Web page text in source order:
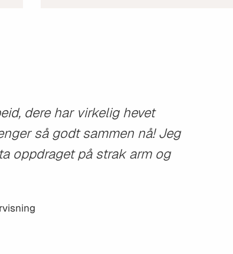
dere har virkelig hevet
så godt sammen nå! Jeg
oppdraget på strak arm og